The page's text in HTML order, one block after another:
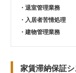
退室管理業務
入居者苦情処理
建物管理業務
家賃滞納保証